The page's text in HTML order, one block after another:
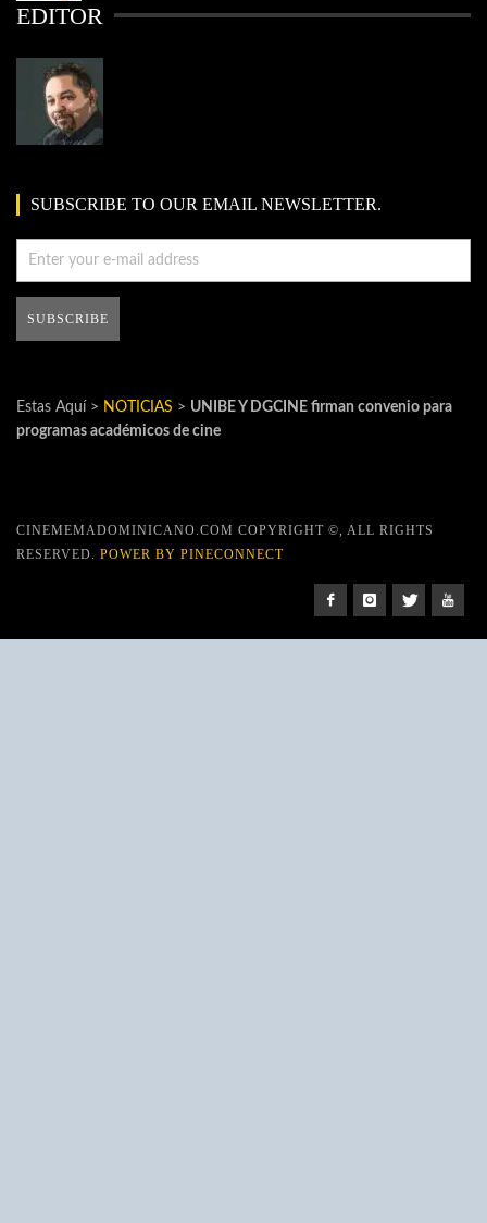
EDITOR
SUBSCRIBE TO OUR EMAIL NEWSLETTER.
Estas Aquí > NOTICIAS > UNIBE Y DGCINE firman convenio para
programas académicos de cine
CINEMEMADOMINICANO.COM COPYRIGHT ©, ALL RIGHTS
RESERVED. POWER BY PINECONNECT